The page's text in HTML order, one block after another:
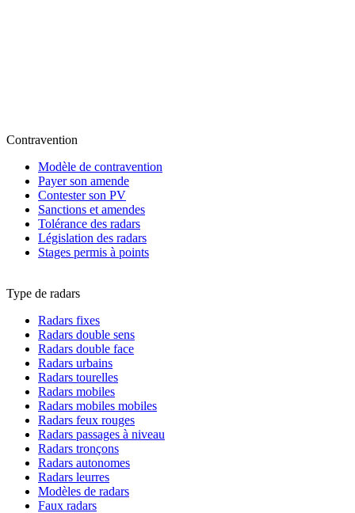
Contravention
Modèle de contravention
Payer son amende
Contester son PV
Sanctions et amendes
Tolérance des radars
Législation des radars
Stages permis à points
Type de radars
Radars fixes
Radars double sens
Radars double face
Radars urbains
Radars tourelles
Radars mobiles
Radars mobiles mobiles
Radars feux rouges
Radars passages à niveau
Radars tronçons
Radars autonomes
Radars leurres
Modèles de radars
Faux radars